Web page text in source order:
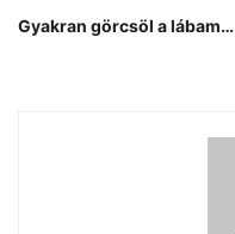
Gyakran görcsöl a lábam…